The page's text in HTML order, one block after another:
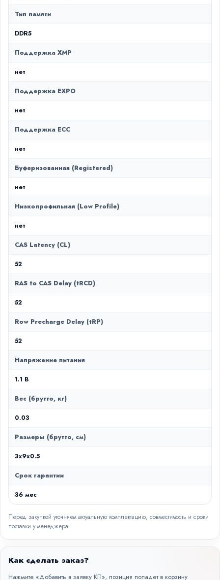
Тип памяти
DDR5
Поддержка XMP
нет
Поддержка EXPO
нет
Поддержка ECC
нет
Буферизованная (Registered)
нет
Низкопрофильная (Low Profile)
нет
CAS Latency (CL)
52
RAS to CAS Delay (tRCD)
52
Row Precharge Delay (tRP)
52
Напряжение питания
1.1 В
Вес (брутто, кг)
0.03
Размеры (брутто, см)
3x9x0.5
Срок гарантии
36 мес
Перед закупкой уточняем актуальную комплектацию, совместимость и сроки
поставки у менеджера.
Как сделать заказ?
Нажмите «Добавить в заявку КП», позиция попадет в корзину